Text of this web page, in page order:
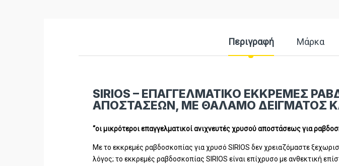
Περιγραφή Μάρκα
SIRIOS – EΠΑΓΓΕΛΜΑΤΙΚΟ ΕΚΚΡΕΜΕΣ
ΑΠΟΣΤΑΣΕΩΝ, ME ΘΑΛΑΜΟ ΔΕΙΓΜΑΤΟΣ
“οι μικρότεροι επαγγελματικοί ανιχνευτές χρυσού αποστάσεως για
Με το εκκρεμές ραβδοσκοπίας για χρυσό SIRIOS δεν χρειαζόμαστε
λόγος; το εκκρεμές ραβδοσκοπίας SIRIOS είναι επίχρυσο με ανθεκτική